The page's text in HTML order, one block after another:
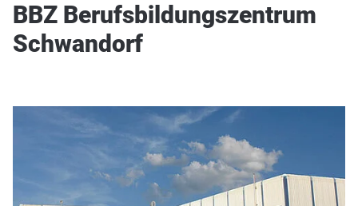
BBZ Berufsbildungszentrum
Schwandorf